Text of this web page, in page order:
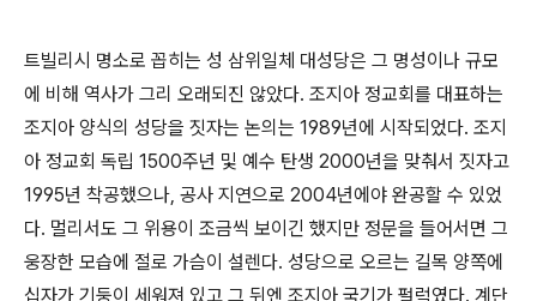
트빌리시 명소로 꼽히는 성 삼위일체 대성당은 그 명성이나 규모
에 비해 역사가 그리 오래되진 않았다. 조지아 정교회를 대표하는
조지아 양식의 성당을 짓자는 논의는 1989년에 시작되었다. 조지
아 정교회 독립 1500주년 및 예수 탄생 2000년을 맞춰서 짓자고
1995년 착공했으나, 공사 지연으로 2004년에야 완공할 수 있었
다. 멀리서도 그 위용이 조금씩 보이긴 했지만 정문을 들어서면 그
웅장한 모습에 절로 가슴이 설렌다. 성당으로 오르는 길목 양쪽에
십자가 기둥이 세워져 있고 그 뒤엔 조지아 국기가 펄럭였다. 계단